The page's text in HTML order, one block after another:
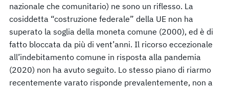
nazionale che comunitario) ne sono un riflesso. La
cosiddetta “costruzione federale” della UE non ha
superato la soglia della moneta comune (2000), ed è di
fatto bloccata da più di vent’anni. Il ricorso eccezionale
all’indebitamento comune in risposta alla pandemia
(2020) non ha avuto seguito. Lo stesso piano di riarmo
recentemente varato risponde prevalentemente, non a